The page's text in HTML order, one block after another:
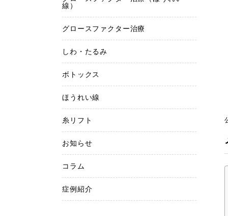
線）
グロースファクター治療
しわ・たるみ
ボトックス
ほうれい線
糸リフト
お知らせ
コラム
症例紹介